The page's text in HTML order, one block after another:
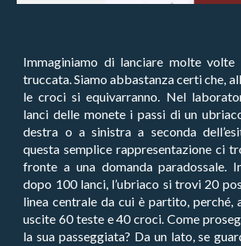
Immaginiamo di lanciare molte volte
truccata. Siamo abbastanza certi che,
le croci si equivarranno. Nel
lanci delle monete i passi di un
destra o a sinistra a seconda
questa semplice rappresentazione ci
fronte a una domanda paradossale.
dopo 100 lanci, l’ubriaco si trovi 20
linea centrale da cui è partito, perché,
uscite 60 teste e 40 croci. Come
la sua passeggiata? Da un lato, se